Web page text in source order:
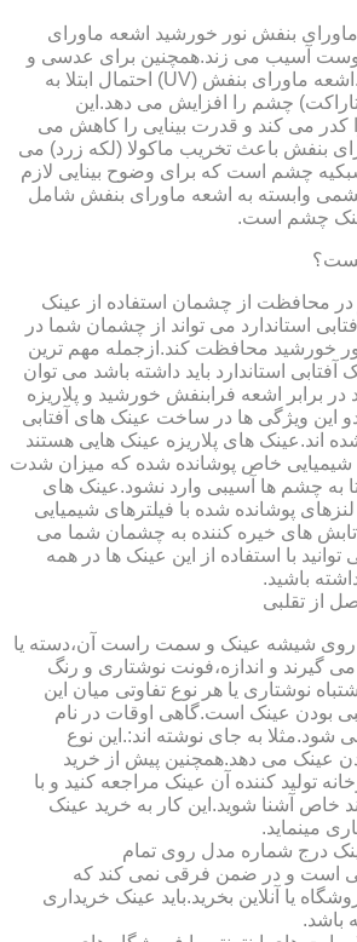
بنفش نور خورشید اشعه ماورای
آسیب می زند.همچنین برای عدسی و
قرنیه چشم مضراست.اشعه ماورای بنفش (UV) احتمال ابتلا به
چشم را افزایش می دهد.این
می کند و قدرت بینایی را کاهش می
بنفش باعث تخریب ماکولا (لکه زرد) می
چشم است که برای وضوح بینایی لازم
وابسته به اشعه ماورای بنفش شامل
چشم است.
در محافظت از چشمان استفاده از عینک
استاندارد می تواند از چشمان شما در
خورشید محافظت کند.ازجمله مهم ترین
استاندارد باید داشته باشد می توان
100 درصد در برابر اشعه فرابنفش خورشید و پلاریزه
این ویژگی ها در ساخت عینک های آفتابی
اند.عینک های پلاریزه عینک هایی هستند
شیمیایی خاص پوشانده شده که میزان شدت
به چشم ها آسیبی وارد نشود.عینک های
لنزهای پوشانده شده با فیلترهای شیمیایی
تابش های خیره کننده به چشمان شما می
با استفاده از این عینک ها در همه
باشید.
از تقلبی
روی شیشه عینک و سمت راست آن،دسته یا
گیرند و اندازه،فونت نوشتاری و رنگ
نوشتاری یا هر نوع تفاوتی میان این
بودن عینک است.گاهی اوقات در نام
شود.مثلا به جای نوشته اند:.این نوع
عینک می دهد.همچنین پیش از خرید
تولید کننده آن عینک مراجعه کنید و با
خاص آشنا شوید.این کار به خرید عینک
مینماید.
درج شماره مدل روی تمام
است و در ضمن فرقی نمی کند که
یا آنلاین بخرید.باید عینک خریداری
باشد.